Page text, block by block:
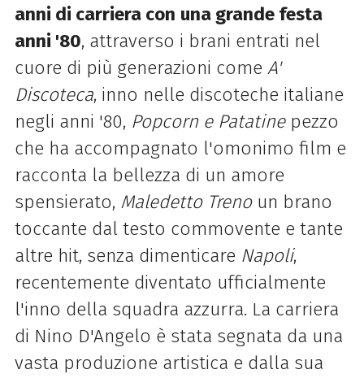
anni di carriera con una grande festa
anni '80, attraverso i brani entrati nel
cuore di più generazioni come A'
Discoteca, inno nelle discoteche italiane
negli anni '80, Popcorn e Patatinepezzo
che ha accompagnato l'omonimo film e
racconta la bellezza di un amore
spensierato, Maledetto Trenoun brano
toccante dal testo commovente e tante
altre hit, senza dimenticare Napoli,
recentemente diventato ufficialmente
l'inno della squadra azzurra. La carriera
di Nino D'Angelo è stata segnata da una
vasta produzione artistica e dalla sua